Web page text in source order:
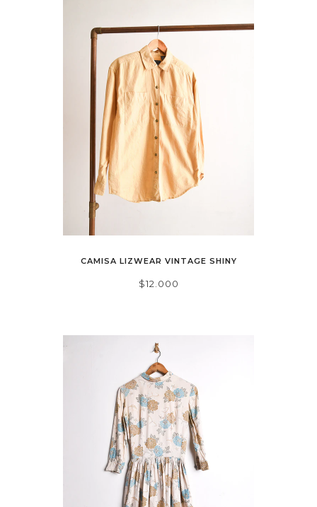
CAMISA LIZWEAR VINTAGE SHINY
$12.000